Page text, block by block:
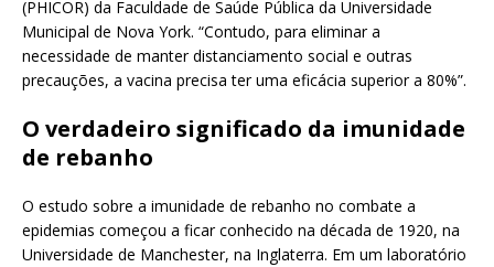
(PHICOR) da Faculdade de Saúde Pública da Universidade
Municipal de Nova York. “Contudo, para eliminar a
necessidade de manter distanciamento social e outras
precauções, a vacina precisa ter uma eficácia superior a 80%”.
O verdadeiro significado da imunidade
de rebanho
O estudo sobre a imunidade de rebanho no combate a
epidemias começou a ficar conhecido na década de 1920, na
Universidade de Manchester, na Inglaterra. Em um laboratório